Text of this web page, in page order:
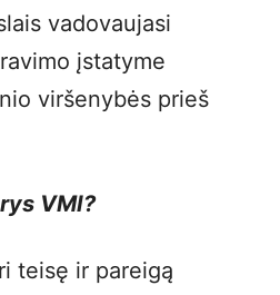
vadovaujasi
įstatyme
viršenybės prieš
VMI?
teisę ir pareigą